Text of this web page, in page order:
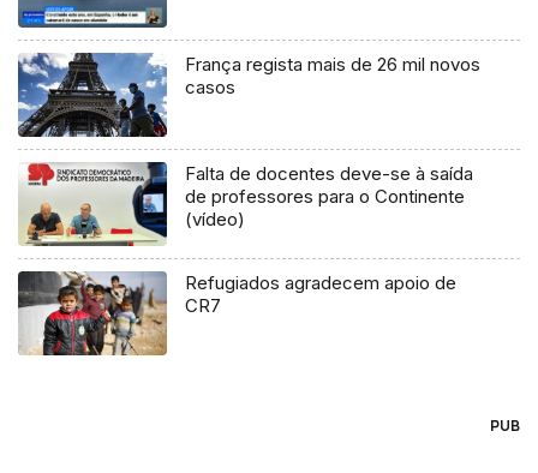
França regista mais de 26 mil novos
casos
Falta de docentes deve-se à saída
de professores para o Continente
(vídeo)
Refugiados agradecem apoio de
CR7
PUB